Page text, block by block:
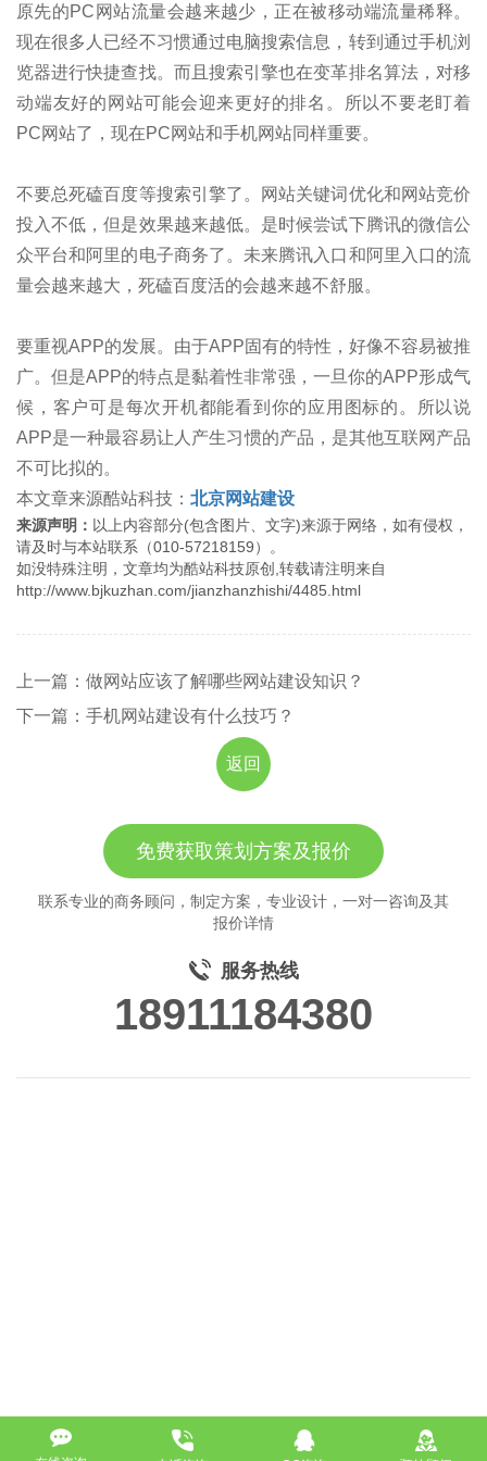
原先的PC网站流量会越来越少，正在被移动端流量稀释。
现在很多人已经不习惯通过电脑搜索信息，转到通过手机浏
览器进行快捷查找。而且搜索引擎也在变革排名算法，对移
动端友好的网站可能会迎来更好的排名。所以不要老盯着
PC网站了，现在PC网站和手机网站同样重要。
不要总死磕百度等搜索引擎了。网站关键词优化和网站竞价
投入不低，但是效果越来越低。是时候尝试下腾讯的微信公
众平台和阿里的电子商务了。未来腾讯入口和阿里入口的流
量会越来越大，死磕百度活的会越来越不舒服。
要重视APP的发展。由于APP固有的特性，好像不容易被推
广。但是APP的特点是黏着性非常强，一旦你的APP形成气
候，客户可是每次开机都能看到你的应用图标的。所以说
APP是一种最容易让人产生习惯的产品，是其他互联网产品
不可比拟的。
本文章来源酷站科技： 北京网站建设
来源声明： 以上内容部分(包含图片、文字)来源于网络，如有侵权，
请及时与本站联系（010-57218159）。
如没特殊注明，文章均为酷站科技原创,转载请注明来自
http://www.bjkuzhan.com/jianzhanzhishi/4485.html
上一篇：做网站应该了解哪些网站建设知识？
下一篇：手机网站建设有什么技巧？
返回
免费获取策划方案及报价
联系专业的商务顾问，制定方案，专业设计，一对一咨询及其
报价详情
服务热线
18911184380